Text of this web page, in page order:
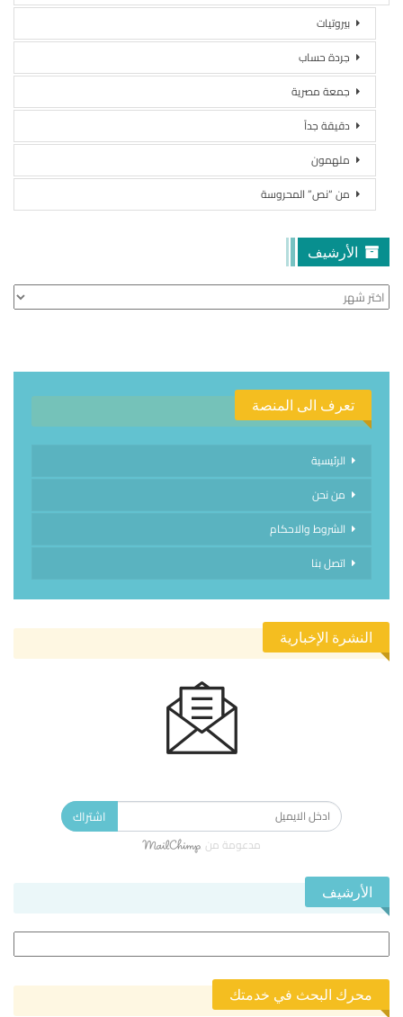
بيروتيات
جردة حساب
جمعة مصرية
دقيقة جداً
ملهمون
من “نص” المحروسة
الأرشيف
الأرشيف
تعرف الى المنصة
الرئيسية
من نحن
الشروط والاحكام
اتصل بنا
النشرة الإخبارية
اشتراك
مدعومة من
الأرشيف
محرك البحث في خدمتك